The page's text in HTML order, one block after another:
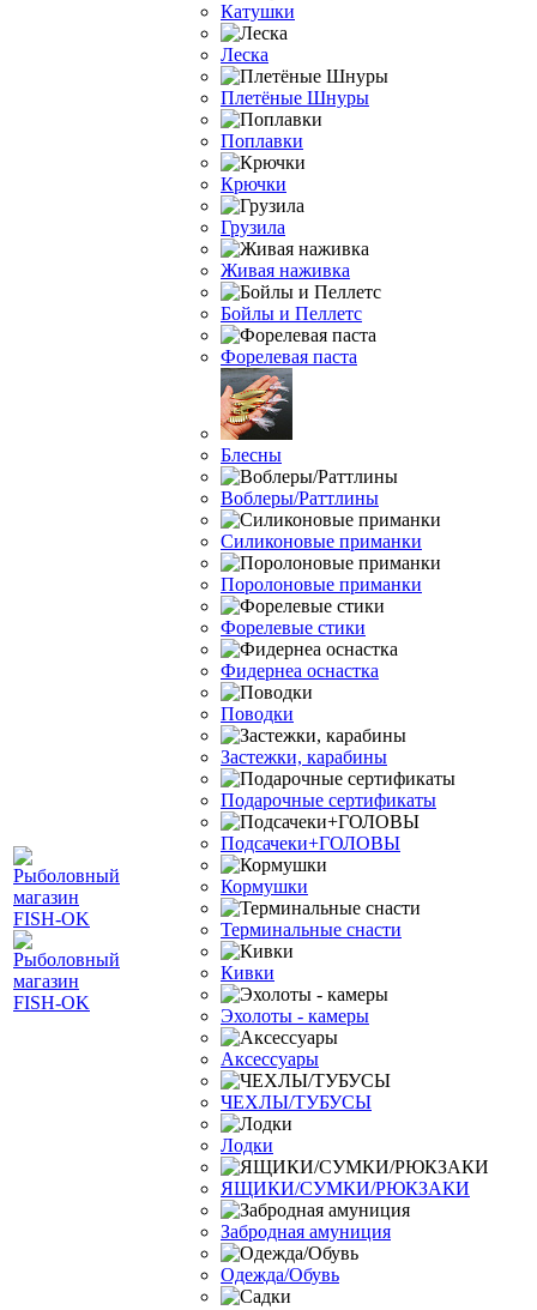
Катушки
Леска
Плетёные Шнуры
Поплавки
Крючки
Грузила
Живая наживка
Бойлы и Пеллетс
Форелевая паста
Блесны
Воблеры/Раттлины
Силиконовые приманки
Поролоновые приманки
Форелевые стики
Фидернеа оснастка
Поводки
Застежки, карабины
Подарочные сертификаты
Подсачеки+ГОЛОВЫ
Кормушки
Терминальные снасти
Кивки
Эхолоты - камеры
Аксессуары
ЧЕХЛЫ/ТУБУСЫ
Лодки
ЯЩИКИ/СУМКИ/РЮКЗАКИ
Забродная амуниция
Одежда/Обувь